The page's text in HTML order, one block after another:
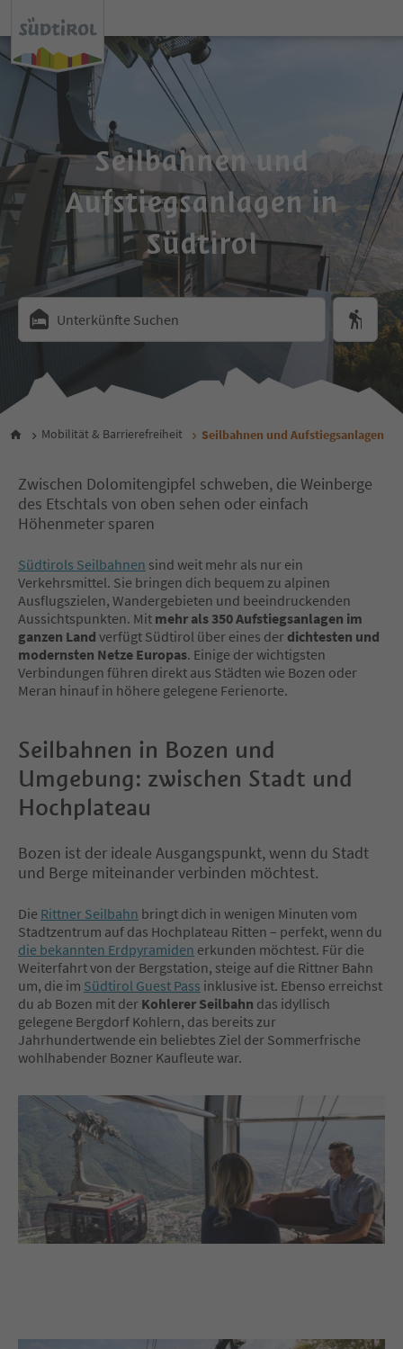
Seilbahnen und
Aufstiegsanlagen in
Südtirol
Unterkünfte Suchen
Mobilität & Barrierefreiheit Seilbahnen und Aufstiegsanlagen
Zwischen Dolomitengipfel schweben, die Weinberge
des Etschtals von oben sehen oder einfach
Höhenmeter sparen
Südtirols Seilbahnen sind weit mehr als nur ein
Verkehrsmittel. Sie bringen dich bequem zu alpinen
Ausflugszielen, Wandergebieten und beeindruckenden
Aussichtspunkten. Mit mehr als 350 Aufstiegsanlagen im
ganzen Land verfügt Südtirol über eines der dichtesten und
modernsten Netze Europas. Einige der wichtigsten
Verbindungen führen direkt aus Städten wie Bozen oder
Meran hinauf in höhere gelegene Ferienorte.
Seilbahnen in Bozen und
Umgebung: zwischen Stadt und
Hochplateau
Bozen ist der ideale Ausgangspunkt, wenn du Stadt
und Berge miteinander verbinden möchtest.
Die Rittner Seilbahn bringt dich in wenigen Minuten vom
Stadtzentrum auf das Hochplateau Ritten – perfekt, wenn du
die bekannten Erdpyramiden erkunden möchtest. Für die
Weiterfahrt von der Bergstation, steige auf die Rittner Bahn
um, die im Südtirol Guest Pass inklusive ist. Ebenso erreichst
du ab Bozen mit der Kohlerer Seilbahn das idyllisch
gelegene Bergdorf Kohlern, das bereits zur
Jahrhundertwende ein beliebtes Ziel der Sommerfrische
wohlhabender Bozner Kaufleute war.